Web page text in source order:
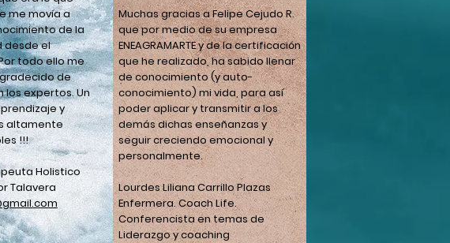
me movía a
de la
desde el
todo ello me
de
los expertos. Un
y
altamente
!!!
Holistico
Talavera
Muchas gracias a Felipe Cejudo R.
que por medio de su empresa
ENEAGRAMARTE y de la certificación
que he realizado, ha sabido llenar
de conocimiento (y auto-
conocimiento) mi vida, para así
poder aplicar y transmitir a los
demás dichas enseñanzas y
seguir creciendo emocional y
personalmente.
Lourdes Liliana Carrillo Plazas
Enfermera. Coach Life.
Conferencista en temas de
Liderazgo y coaching